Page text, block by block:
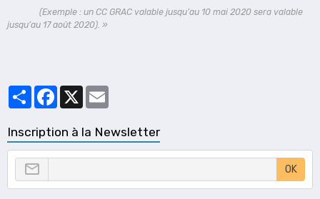
(Exemple : un CC GRAC valable jusqu’au 10 mai 2020 sera valable
jusqu’au 17 août 2020). »
PartagerFacebook
X
Inscription à la Newsletter
OK